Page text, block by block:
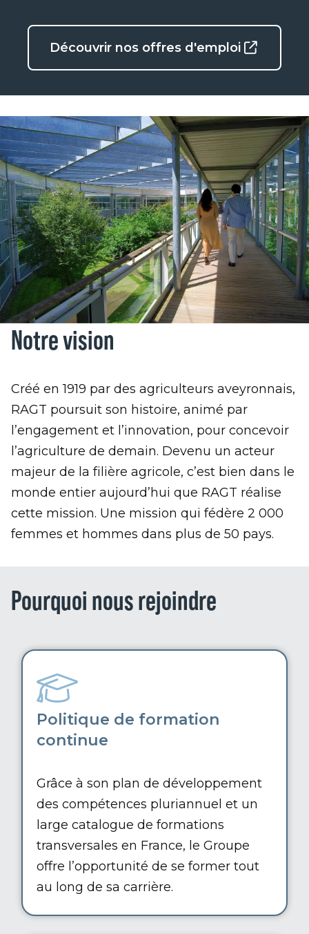
Découvrir nos offres d'emploi
Notre vision
Créé en 1919 par des agriculteurs aveyronnais,
RAGT poursuit son histoire, animé par
l’engagement et l’innovation, pour concevoir
l’agriculture de demain. Devenu un acteur
majeur de la filière agricole, c’est bien dans le
monde entier aujourd’hui que RAGT réalise
cette mission. Une mission qui fédère 2 000
femmes et hommes dans plus de 50 pays.
Pourquoi nous rejoindre
Politique de formation
continue
Grâce à son plan de développement
des compétences pluriannuel et un
large catalogue de formations
transversales en France, le Groupe
offre l’opportunité de se former tout
au long de sa carrière.